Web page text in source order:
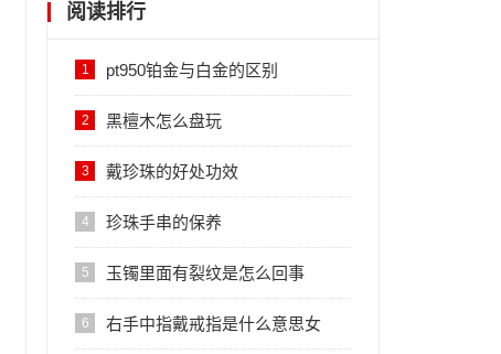
阅读排行
1 pt950铂金与白金的区别
2 黑檀木怎么盘玩
3 戴珍珠的好处功效
4 珍珠手串的保养
5 玉镯里面有裂纹是怎么回事
6 右手中指戴戒指是什么意思女